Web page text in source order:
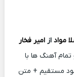
مواد ازامیر فخار
تمام آهنگ ها با
مستقیم + متن